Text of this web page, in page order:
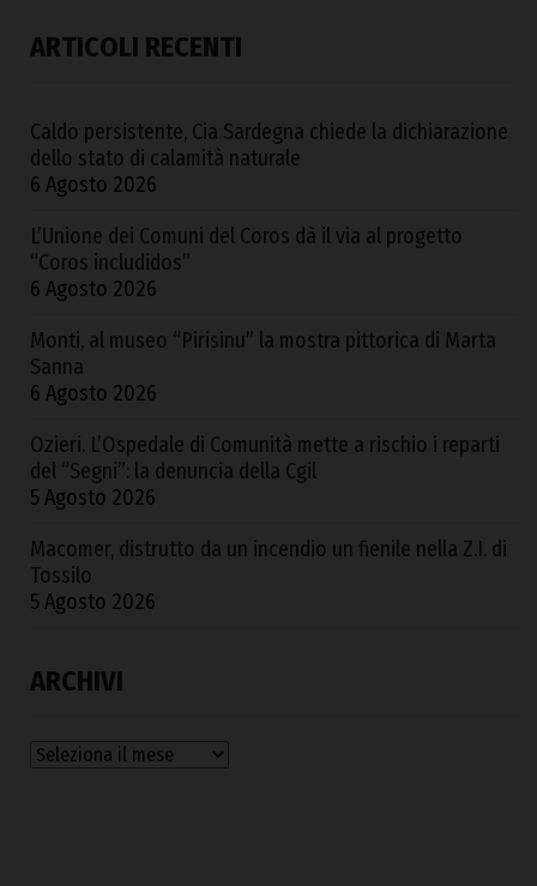
ARTICOLI RECENTI
Caldo persistente, Cia Sardegna chiede la dichiarazione
dello stato di calamità naturale
6 Agosto 2026
L’Unione dei Comuni del Coros dà il via al progetto
“Coros includidos”
6 Agosto 2026
Monti, al museo “Pirisinu” la mostra pittorica di Marta
Sanna
6 Agosto 2026
Ozieri. L’Ospedale di Comunità mette a rischio i reparti
del “Segni”: la denuncia della Cgil
5 Agosto 2026
Macomer, distrutto da un incendio un fienile nella Z.I. di
Tossilo
5 Agosto 2026
ARCHIVI
Archivi